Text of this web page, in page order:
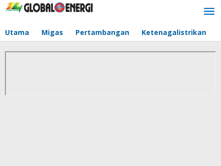
Lewati
Utama Migas Pertambangan Ketenagalistrikan